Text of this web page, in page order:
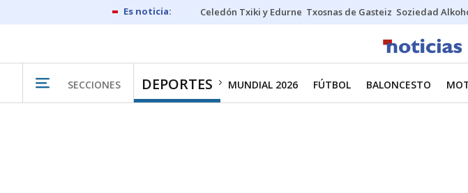
Celedón Txiki y Edurne Txosnas de Gasteiz Soziedad
SECCIONES DEPORTES MUNDIAL 2026 FÚTBOL BALONCESTO